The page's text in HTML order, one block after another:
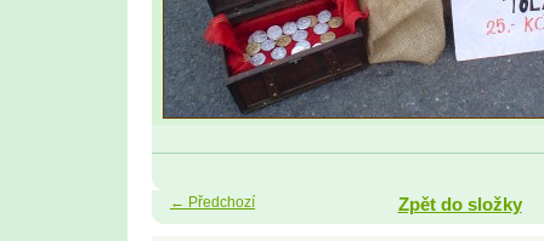
← Předchozí Zpět do složky